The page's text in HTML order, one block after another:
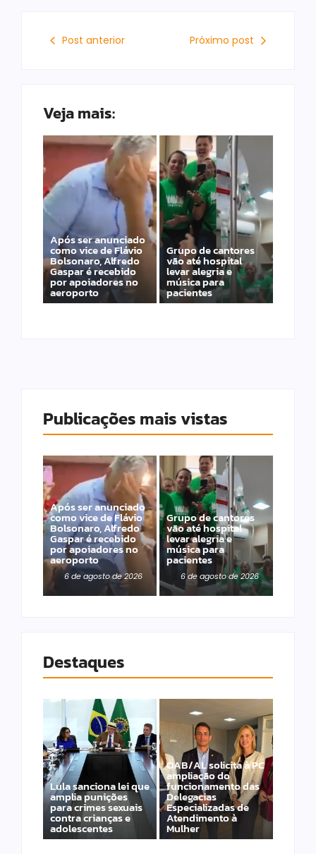
Post anterior Próximo post
Veja mais:
Após ser anunciado
como vice de Flávio
Bolsonaro, Alfredo
Gaspar é recebido
por apoiadores no
aeroporto
Grupo de cantores
vão até hospital
levar alegria e
música para
pacientes
Publicações mais vistas
Após ser anunciado
como vice de Flávio
Bolsonaro, Alfredo
Gaspar é recebido
por apoiadores no
aeroporto
6 de agosto de 2026
Grupo de cantores
vão até hospital
levar alegria e
música para
pacientes
6 de agosto de 2026
Destaques
Lula sanciona lei que
amplia punições
para crimes sexuais
contra crianças e
adolescentes
OAB/AL solicita à PC
ampliação do
funcionamento das
Delegacias
Especializadas de
Atendimento à
Mulher